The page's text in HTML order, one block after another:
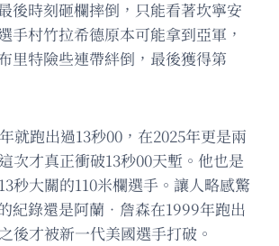
後時刻砸欄摔倒，只能看著坎寧安
手村竹拉希德原本可能拿到亞軍，
里特險些連帶絆倒，最後獲得第
就跑出過13秒00，在2025年更是兩
次才真正衝破13秒00天塹。他也是
秒大關的110米欄選手。讓人略感驚
紀錄還是阿蘭．詹森在1999年跑出
後才被新一代美國選手打破。